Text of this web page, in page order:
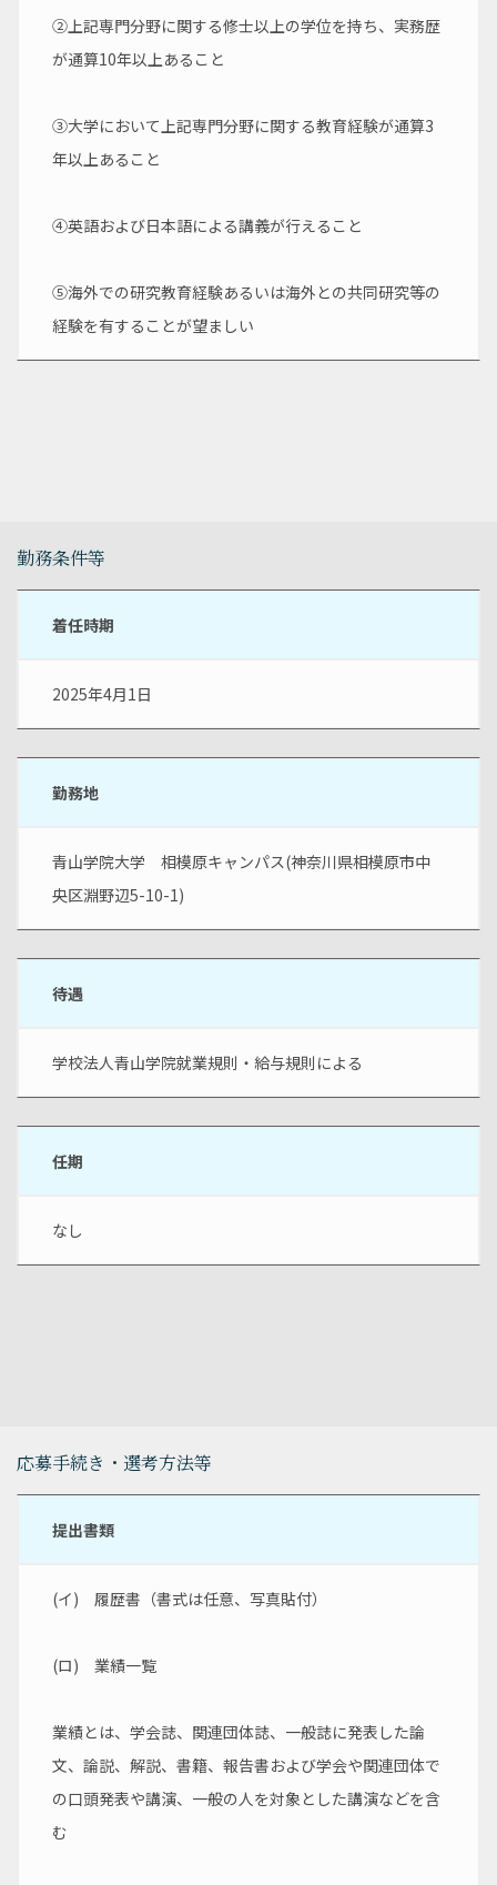
②上記専門分野に関する修士以上の学位を持ち、実務歴
が通算10年以上あること
③大学において上記専門分野に関する教育経験が通算3
年以上あること
④英語および日本語による講義が行えること
⑤海外での研究教育経験あるいは海外との共同研究等の
経験を有することが望ましい
勤務条件等
着任時期
2025年4月1日
勤務地
青山学院大学　相模原キャンパス(神奈川県相模原市中
央区淵野辺5-10-1)
待遇
学校法人青山学院就業規則・給与規則による
任期
なし
応募手続き・選考方法等
提出書類
(イ)　履歴書（書式は任意、写真貼付）
(ロ)　業績一覧
業績とは、学会誌、関連団体誌、一般誌に発表した論
文、論説、解説、書籍、報告書および学会や関連団体で
の口頭発表や講演、一般の人を対象とした講演などを含
む